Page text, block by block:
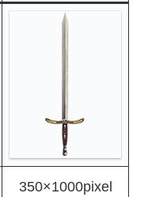
350×1000pixel